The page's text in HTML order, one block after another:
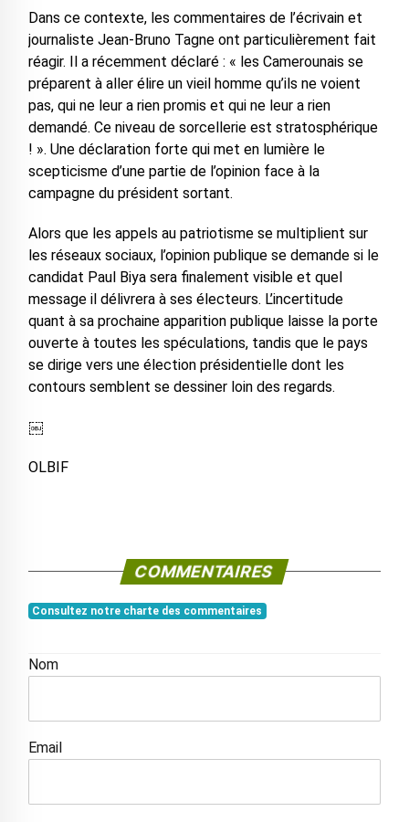
Dans ce contexte, les commentaires de l’écrivain et
journaliste Jean-Bruno Tagne ont particulièrement fait
réagir. Il a récemment déclaré : « les Camerounais se
préparent à aller élire un vieil homme qu’ils ne voient
pas, qui ne leur a rien promis et qui ne leur a rien
demandé. Ce niveau de sorcellerie est stratosphérique
! ». Une déclaration forte qui met en lumière le
scepticisme d’une partie de l’opinion face à la
campagne du président sortant.
Alors que les appels au patriotisme se multiplient sur
les réseaux sociaux, l’opinion publique se demande si le
candidat Paul Biya sera finalement visible et quel
message il délivrera à ses électeurs. L’incertitude
quant à sa prochaine apparition publique laisse la porte
ouverte à toutes les spéculations, tandis que le pays
se dirige vers une élection présidentielle dont les
contours semblent se dessiner loin des regards.
￼
OLBIF
COMMENTAIRES
Consultez notre charte des commentaires
Nom
Email